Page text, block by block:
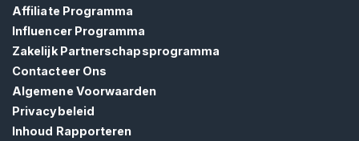
Affiliate Programma
Influencer Programma
Zakelijk Partnerschapsprogramma
Contacteer Ons
Algemene Voorwaarden
Privacybeleid
Inhoud Rapporteren
m
e
V
e
r
k